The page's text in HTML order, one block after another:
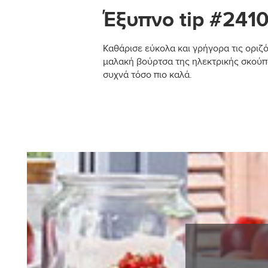
Έξυπνο tip
Καθάρισε εύκολα και γρήγορα τις
μαλακή βούρτσα της ηλεκτρικής
συχνά τόσο πιο καλά.